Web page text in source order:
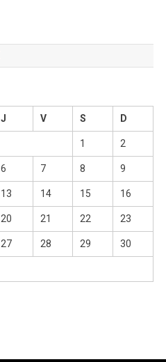
J V S D
1 2
6 7 8 9
13 14 15 16
20 21 22 23
27 28 29 30